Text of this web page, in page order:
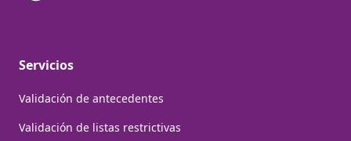
Servicios
Validación de antecedentes
Validación de listas restrictivas